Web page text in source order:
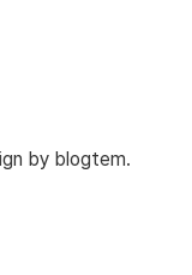
by blogtem.